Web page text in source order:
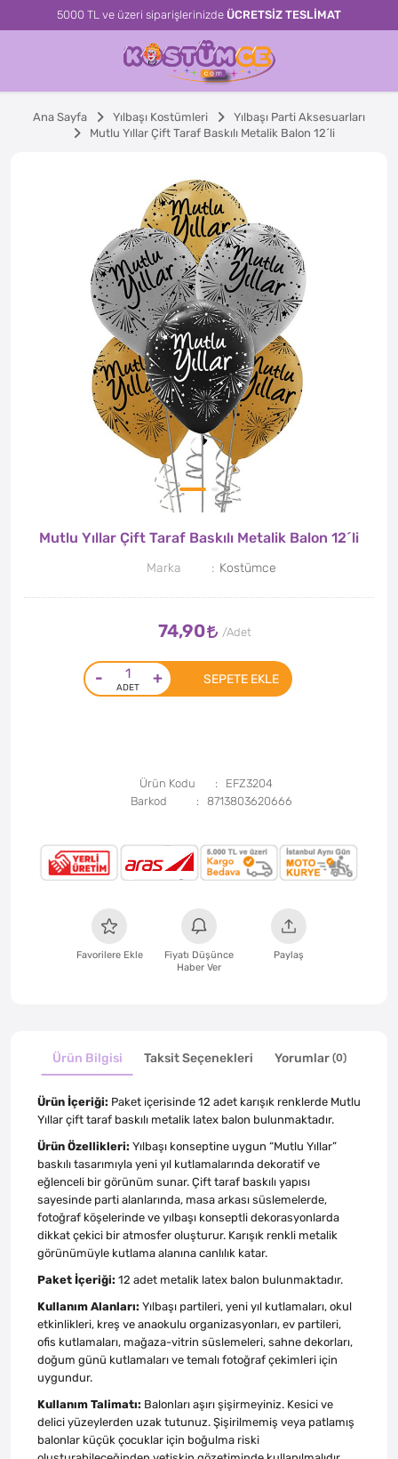
5000 TL ve üzeri siparişlerinizde ÜCRETSİZ TESLİMAT
Ana Sayfa Yılbaşı Kostümleri
Yılbaşı Parti Aksesuarları
Mutlu Yıllar Çift Taraf Baskılı Metalik Balon 12´li
Mutlu Yıllar Çift Taraf Baskılı Metalik Balon 12´li
Marka Kostümce
74,90
- + SEPETE EKLE
Ürün Kodu
EFZ3204
Barkod
8713803620666
Favorilere Ekle
Fiyatı Düşünce
Haber Ver
Paylaş
Ürün Bilgisi Taksit Seçenekleri Yorumlar (0)
Ürün İçeriği: Paket içerisinde 12 adet karışık renklerde Mutlu
Yıllar çift taraf baskılı metalik latex balon bulunmaktadır.
Ürün Özellikleri: Yılbaşı konseptine uygun “Mutlu Yıllar”
baskılı tasarımıyla yeni yıl kutlamalarında dekoratif ve
eğlenceli bir görünüm sunar. Çift taraf baskılı yapısı
sayesinde parti alanlarında, masa arkası süslemelerde,
fotoğraf köşelerinde ve yılbaşı konseptli dekorasyonlarda
dikkat çekici bir atmosfer oluşturur. Karışık renkli metalik
görünümüyle kutlama alanına canlılık katar.
Paket İçeriği: 12 adet metalik latex balon bulunmaktadır.
Kullanım Alanları: Yılbaşı partileri, yeni yıl kutlamaları, okul
etkinlikleri, kreş ve anaokulu organizasyonları, ev partileri,
ofis kutlamaları, mağaza-vitrin süslemeleri, sahne dekorları,
doğum günü kutlamaları ve temalı fotoğraf çekimleri için
uygundur.
Kullanım Talimatı: Balonları aşırı şişirmeyiniz. Kesici ve
delici yüzeylerden uzak tutunuz. Şişirilmemiş veya patlamış
balonlar küçük çocuklar için boğulma riski